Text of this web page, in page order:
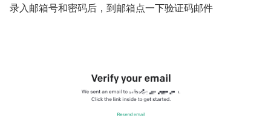
录入邮箱号和密码后，到邮箱点一下验证码邮件